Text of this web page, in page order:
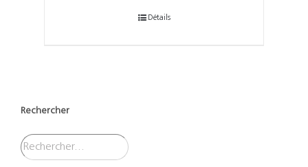
Détails
Rechercher